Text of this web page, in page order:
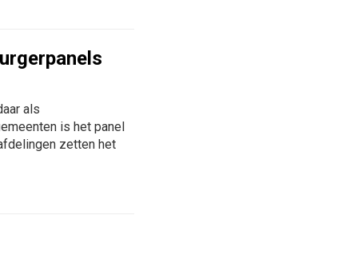
als
is het panel
zetten het